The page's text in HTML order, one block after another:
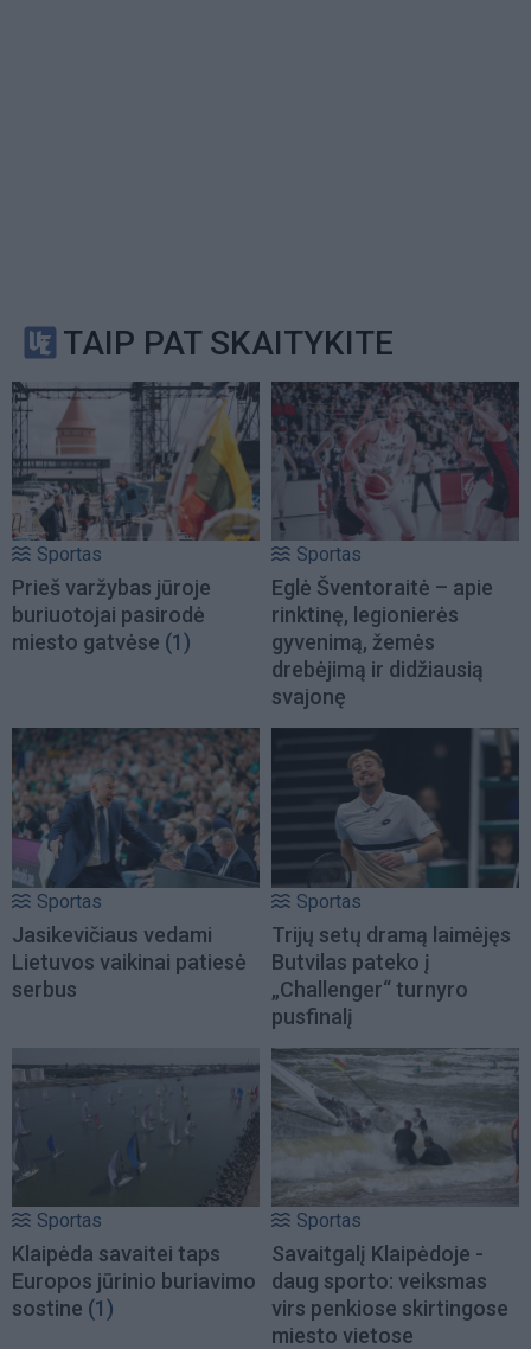
TAIP PAT SKAITYKITE
Sportas
Prieš varžybas jūroje
buriuotojai pasirodė
miesto gatvėse (1)
Sportas
Eglė Šventoraitė – apie
rinktinę, legionierės
gyvenimą, žemės
drebėjimą ir didžiausią
svajonę
Sportas
Jasikevičiaus vedami
Lietuvos vaikinai patiesė
serbus
Sportas
Trijų setų dramą laimėjęs
Butvilas pateko į
„Challenger“ turnyro
pusfinalį
Sportas
Klaipėda savaitei taps
Europos jūrinio buriavimo
sostine (1)
Sportas
Savaitgalį Klaipėdoje -
daug sporto: veiksmas
virs penkiose skirtingose
miesto vietose